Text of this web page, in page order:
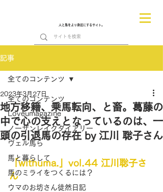
人と馬をより身近にするサイト。
記事
全てのコンテンツ
Loveumagazine
ノーザンレイクダイアリー
ヴェル馬ら
馬と暮らして
馬のミライをつくるには？
ウマのお坊さん徒然日記
全てのコンテンツ
地方移籍、乗馬転向、と畜。葛藤の
中で心の支えとなっているのは、一
頭の引退馬の存在 by 江川 聡子さん
2023年3月27日
「withuma.」vol.44 江川聡子さ
ん